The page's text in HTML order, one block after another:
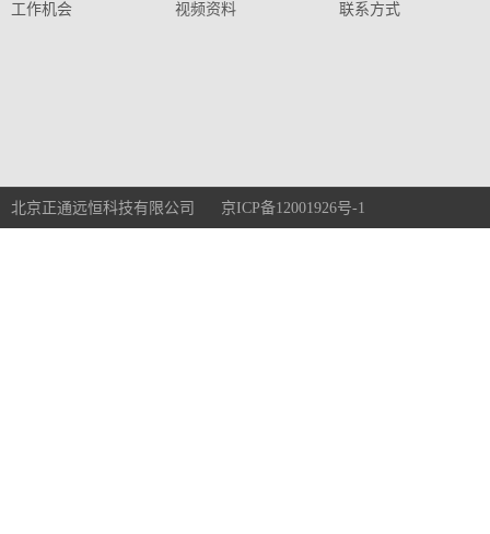
工作机会
视频资料
联系方式
北京正通远恒科技有限公司 京ICP备12001926号-1